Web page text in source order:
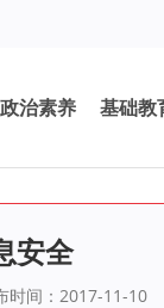
政治素养 基础教
安全
时间：2017-11-10